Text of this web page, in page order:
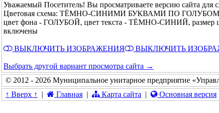
Уважаемый Посетитель! Вы просматриваете версию сайта для
Цветовая схема: ТЁМНО-СИНИМИ БУКВАМИ ПО
цвет фона - ГОЛУБОЙ, цвет текста - ТЁМНО-СИНИЙ, размер
включены
ВЫКЛЮЧИТЬ ИЗОБРАЖЕНИЯ ВЫКЛЮЧИТЬ
Выбрать другой вариант просмотра сайта →
© 2012 - 2026 Муниципальное унитарное предприятие
↑ Вверх ↑
| Главная | Карта сайта | Основная версия